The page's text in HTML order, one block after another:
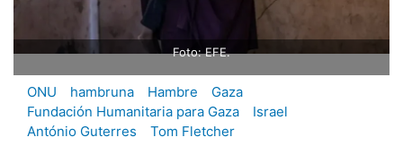
Foto: EFE.
ONU hambruna Hambre
Gaza
Fundación Humanitaria para Gaza
Israel
António Guterres
Tom Fletcher